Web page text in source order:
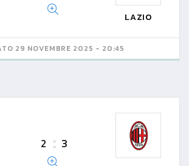
LAZIO
29 NOVEMBRE 2025 - 20:45
2 3